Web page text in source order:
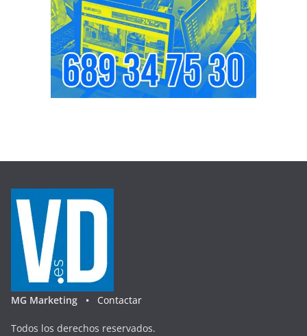
MG Marketing • Contactar
Todos los derechos reservados.